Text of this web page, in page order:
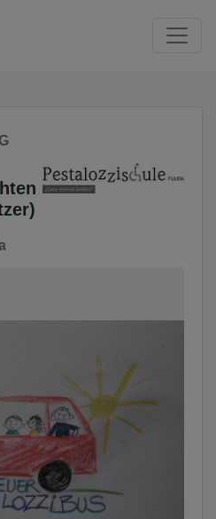
zu überspringen und zum